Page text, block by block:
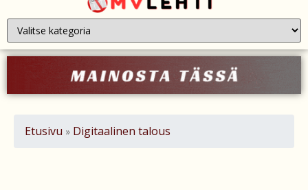
ja busseja sytytettiin tuleen Manhattanilla
Kimi ja Minttu Räikkönen juhlivat 10-vuotishääpäiväänsä – näin F1-
Painumat sillan lähellä pysäyttivät junaliikenteen Gatwickin
Etusivu » Digitaalinen talous